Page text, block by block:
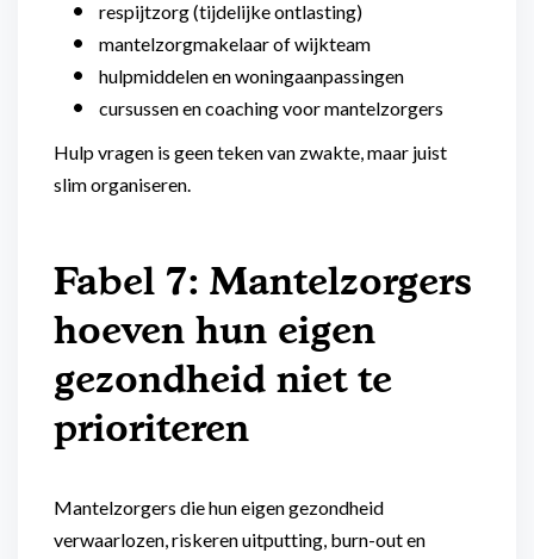
respijtzorg (tijdelijke ontlasting)
mantelzorgmakelaar of wijkteam
hulpmiddelen en woningaanpassingen
cursussen en coaching voor mantelzorgers
Hulp vragen is geen teken van zwakte, maar juist
slim organiseren.
Fabel 7: Mantelzorgers
hoeven hun eigen
gezondheid niet te
prioriteren
Mantelzorgers die hun eigen gezondheid
verwaarlozen, riskeren uitputting, burn-out en